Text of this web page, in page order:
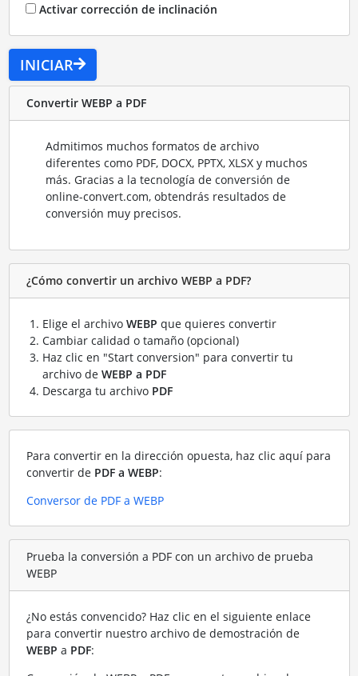
Activar corrección de inclinación
INICIAR
Convertir WEBP a PDF
Admitimos muchos formatos de archivo
diferentes como PDF, DOCX, PPTX, XLSX y muchos
más. Gracias a la tecnología de conversión de
online-convert.com, obtendrás resultados de
conversión muy precisos.
¿Cómo convertir un archivo WEBP a PDF?
Elige el archivo WEBP que quieres convertir
Cambiar calidad o tamaño (opcional)
Haz clic en "Start conversion" para convertir tu
archivo de WEBP a PDF
Descarga tu archivo PDF
Para convertir en la dirección opuesta, haz clic aquí para
convertir de PDF a WEBP:
Conversor de PDF a WEBP
Prueba la conversión a PDF con un archivo de prueba
WEBP
¿No estás convencido? Haz clic en el siguiente enlace
para convertir nuestro archivo de demostración de
WEBP a PDF: